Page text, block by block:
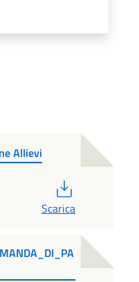
Allievi
Scarica